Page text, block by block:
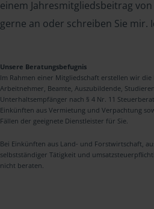
einem Jahresmitgliedsbeitrag
gerne an oder schreiben Sie mir.
Unsere Beratungsbefugnis
Im Rahmen einer Mitgliedschaft erstellen wir
Arbeitnehmer, Beamte, Auszubildende,
Unterhaltsempfänger nach § 4 Nr. 11
Einkünften aus Vermietung und Verpachtung
Fällen der geeignete Dienstleister für Sie.
Bei Einkünften aus Land- und Forstwirtschaft,
selbstständiger Tätigkeit und
nicht beraten.